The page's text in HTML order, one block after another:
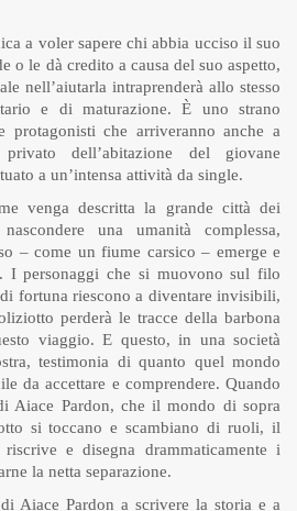
a voler sapere chi abbia ucciso il suo
o le dà credito a causa del suo aspetto,
nell’aiutarla intraprenderà allo stesso
e di maturazione. È uno strano
che arriveranno anche a
dell’abitazione del giovane
a un’intensa attività da single.
venga descritta la grande città dei
una umanità complessa,
– come un fiume carsico – emerge e
I personaggi che si muovono sul filo
fortuna riescono a diventare invisibili,
perderà le tracce della barbona
viaggio. E questo, in una società
testimonia di quanto quel mondo
da accettare e comprendere. Quando
Aiace Pardon, che il mondo di sopra
si toccano e scambiano di ruoli, il
e disegna drammaticamente i
la netta separazione.
Aiace Pardon a scrivere la storia e a